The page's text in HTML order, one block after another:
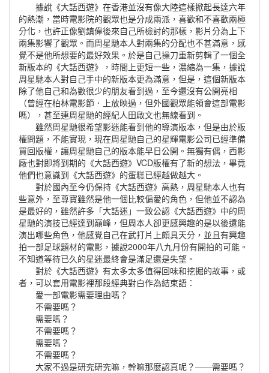
據說《大話西遊》在香港並沒有像大陸這樣掀起長達六年
的熱潮，當時電影院的觀眾也是分成兩派，喜歡和不喜歡兩極
分化，也許正像劉鎮偉後來自己所檢討的那樣，影片分為上下
兩集影響了觀眾。 而周星馳本人對兩集的分配也不甚滿意，感
覺不是他所想要的最好效果。於是自己操刀重新剪輯了一個全
新版本的《大話西遊》，時間上更短一些，濃縮為一集，據說
周星馳本人對自己手中的新版本更為滿意，但是，這個新版本
除了他自己和為數很少的朋友看到過，至今還沒有公開亮相
（曾經在柏林電影節．上放映過，但外國觀眾能領會這部電影
嗎），甚至連周星馳的經紀人田啟文也無線看到。
雖然周星馳很希望影迷能看到他的導演版本，但是由於版
權問題，不能實現，現在周星馳自己的星輝電影公司已經準備
買回版權，讓周星馳自己的版本能早日公開。 無獨有偶，西影
廠也對即將到期的《大話西遊》VCD版權有了新的想法，畢竟
他們也意識到《大話西遊》的蛋糕已經越做越大。
對於國內至今仍保持《大話西遊》高熱，周星馳本人也有
些意外，至尊寶雖然是他一個比較偏愛的角色，但他並不認為
是最好的，雖然許多「大話迷」一致公認《大話西遊》中的周
星馳的演技已經達到巔峰，但周本人卻更感興趣的是以後還能
演出哪些角色，他感覺自己在武打片上頗具天分，並且有興趣
拍一部足球題材的電影，據說2000年八九月份有開拍的可能。
不知道等待已久的星迷最終會是滿足還是失望。
對於《大話西遊》有太多太多值得回味和挖掘的故事，或
者，可以套用電影裡那段經典對白作為結束語：
愛一部電影需要理由嗎？
不需要嗎？
需要嗎？
不需要嗎？
需要嗎？
不需要嗎？
大家不過是研究研究嘛，幹嘛那麼認真呢？——需要嗎？